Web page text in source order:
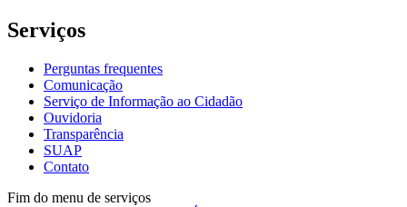
Serviços
Perguntas frequentes
Comunicação
Serviço de Informação ao Cidadão
Ouvidoria
Transparência
SUAP
Contato
Fim do menu de serviços